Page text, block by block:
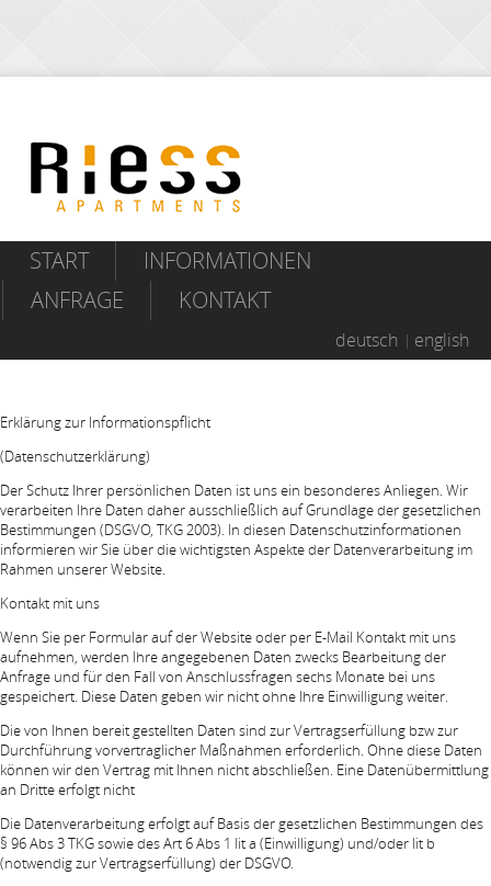
START
INFORMATIONEN
ANFRAGE
KONTAKT
deutsch english
Erklärung zur Informationspflicht
(Datenschutzerklärung)
Der Schutz Ihrer persönlichen Daten ist uns ein besonderes Anliegen. Wir
verarbeiten Ihre Daten daher ausschließlich auf Grundlage der gesetzlichen
Bestimmungen (DSGVO, TKG 2003). In diesen Datenschutzinformationen
informieren wir Sie über die wichtigsten Aspekte der Datenverarbeitung im
Rahmen unserer Website.
Kontakt mit uns
Wenn Sie per Formular auf der Website oder per E-Mail Kontakt mit uns
aufnehmen, werden Ihre angegebenen Daten zwecks Bearbeitung der
Anfrage und für den Fall von Anschlussfragen sechs Monate bei uns
gespeichert. Diese Daten geben wir nicht ohne Ihre Einwilligung weiter.
Die von Ihnen bereit gestellten Daten sind zur Vertragserfüllung bzw zur
Durchführung vorvertraglicher Maßnahmen erforderlich. Ohne diese Daten
können wir den Vertrag mit Ihnen nicht abschließen. Eine Datenübermittlung
an Dritte erfolgt nicht
Die Datenverarbeitung erfolgt auf Basis der gesetzlichen Bestimmungen des
§ 96 Abs 3 TKG sowie des Art 6 Abs 1 lit a (Einwilligung) und/oder lit b
(notwendig zur Vertragserfüllung) der DSGVO.